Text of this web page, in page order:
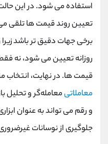
استفاده می‌ شود. در این
تعیین روند قیمت‌ ها تلقی
برخی جهات دقیق ‌تر باشد
روزانه تعیین می ‌شود، نه
قیمت ‌ها. در نهایت، انتخاب
معاملاتیمعامله‌گر و تحلیل
و رقم می‌ تواند به عنوان
جلوگیری از نوسانات